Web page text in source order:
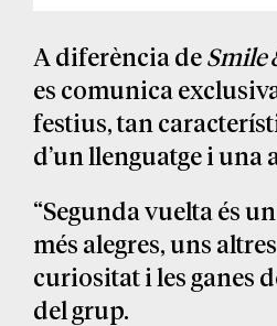
A diferència deSmile
es comunica
festius, tan
d’un llenguatge i una
“Segunda vuelta és
més alegres, uns
curiositat i les ganes
del grup.